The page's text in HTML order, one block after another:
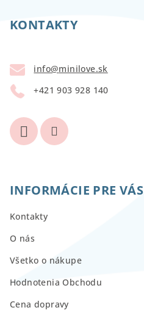
KONTAKTY
info@minilove.sk
+421 903 928 140
INFORMÁCIE PRE VÁS
Kontakty
O nás
Všetko o nákupe
Hodnotenia Obchodu
Cena dopravy